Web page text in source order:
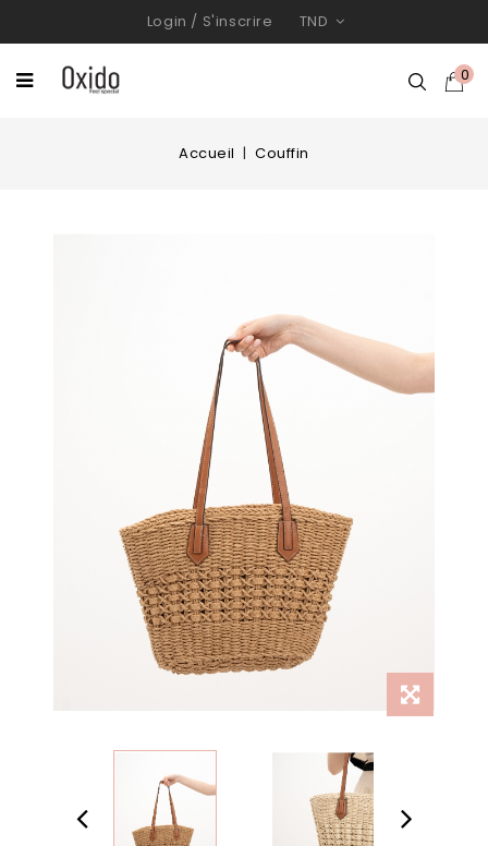
Login / S'inscrire TND
0
Accueil Couffin